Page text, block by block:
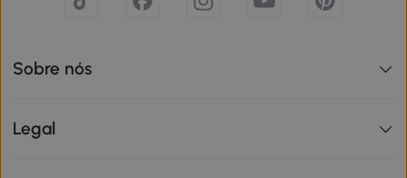
Sobre nós
Legal